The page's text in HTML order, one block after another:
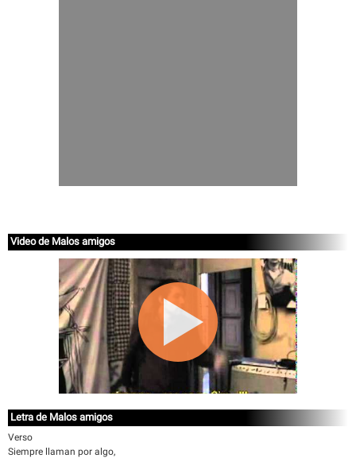
Video de Malos amigos
Letra de Malos amigos
Verso
Siempre llaman por algo,